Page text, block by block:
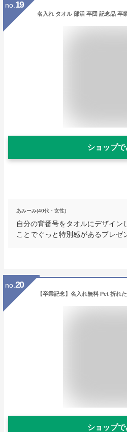
no. 19
ショップで
あみーみ(40代・女性)
自分の背番号をタオルにデザイン
ことでぐっと特別感があるプレゼ
no. 20
ショップで